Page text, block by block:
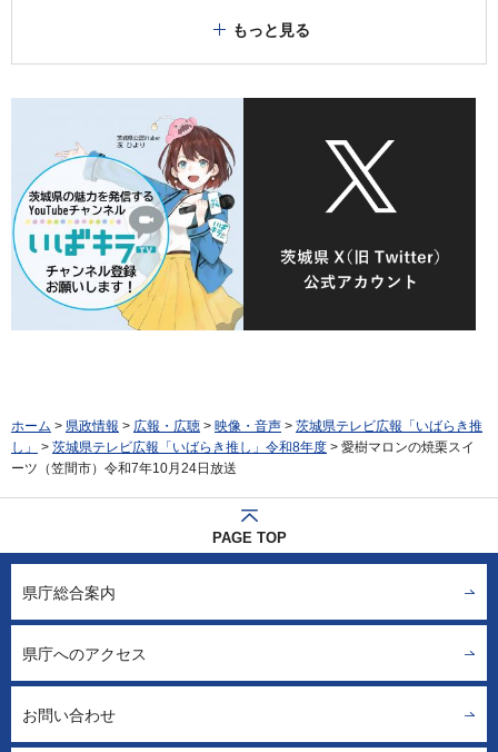
もっと見る
ホーム > 県政情報 > 広報・広聴 > 映像・音声 > 茨城県テレビ広報「いばらき推
し」
> 茨城県テレビ広報「いばらき推し」令和8年度 > 愛樹マロンの焼栗スイ
ーツ（笠間市）令和7年10月24日放送
PAGE TOP
県庁総合案内
県庁へのアクセス
お問い合わせ